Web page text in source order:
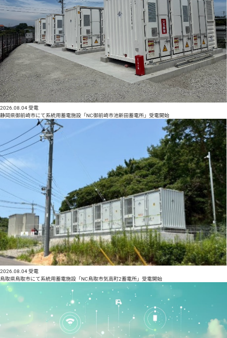
2026.08.04受電
静岡県御前崎市にて系統用蓄電施設「NC御前崎市池新田蓄電所」受電開始
2026.08.04受電
鳥取県鳥取市にて系統用蓄電施設「NC鳥取市気高町2蓄電所」受電開始